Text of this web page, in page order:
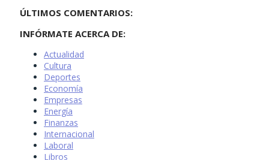
ÚLTIMOS COMENTARIOS:
INFÓRMATE ACERCA DE:
Actualidad
Cultura
Deportes
Economía
Empresas
Energía
Finanzas
Internacional
Laboral
Libros